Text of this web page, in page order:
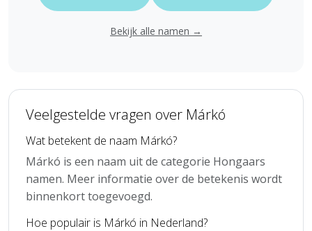
Bekijk alle namen →
Veelgestelde vragen over Márkó
Wat betekent de naam Márkó?
Márkó is een naam uit de categorie Hongaars
namen. Meer informatie over de betekenis wordt
binnenkort toegevoegd.
Hoe populair is Márkó in Nederland?